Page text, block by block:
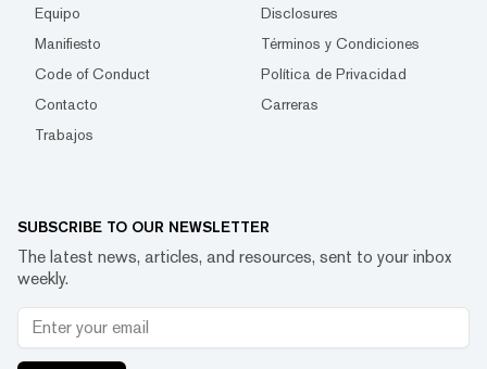
Equipo
Disclosures
Manifiesto
Términos y Condiciones
Code of Conduct
Política de Privacidad
Contacto
Carreras
Trabajos
SUBSCRIBE TO OUR NEWSLETTER
The latest news, articles, and resources, sent to your inbox
weekly.